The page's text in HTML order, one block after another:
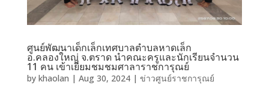
ศูนย์พัฒนาเด็กเล็กเทศบาลตำบลหาดเล็ก
อ.คลองใหญ่ จ.ตราด นำคณะครูและนักเรียนจำนวน
11 คน เข้าเยี่ยมชมชมศาลาราชการุณย์
by khaolan | Aug 30, 2024| ข่าวศูนย์ราชการุณย์